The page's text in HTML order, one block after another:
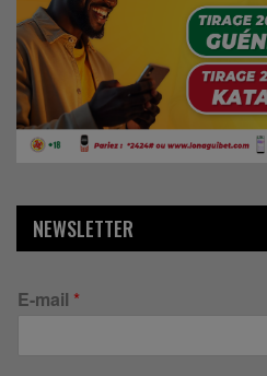
NEWSLETTER
E-mail *